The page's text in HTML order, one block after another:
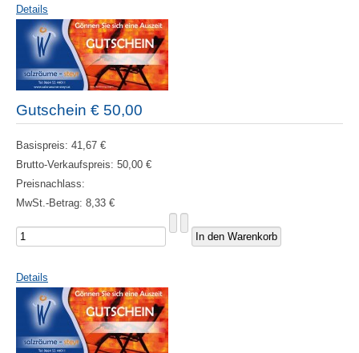
Details
Gutschein € 50,00
Basispreis: 41,67 €
Brutto-Verkaufspreis: 50,00 €
Preisnachlass:
MwSt.-Betrag: 8,33 €
Details